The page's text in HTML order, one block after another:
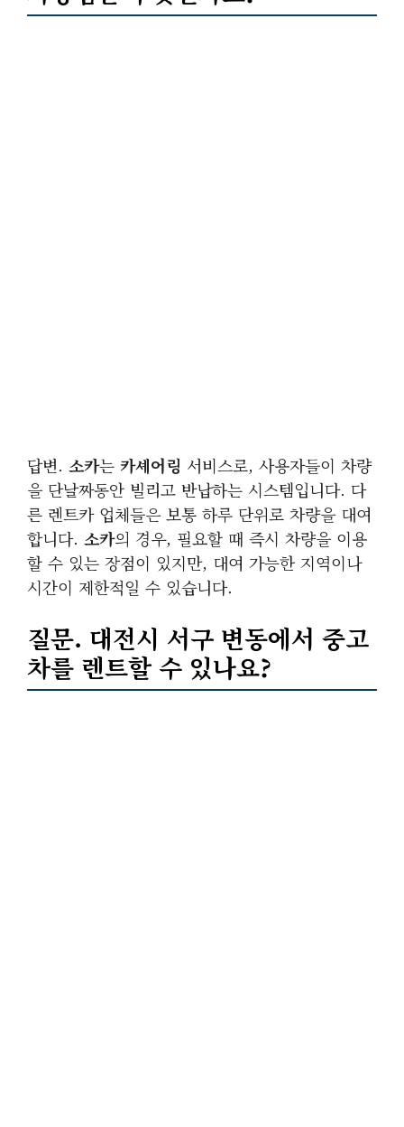
답변. 소카는 카셰어링 서비스로, 사용자들이 차량
을 단날짜동안 빌리고 반납하는 시스템입니다. 다
른 렌트카 업체들은 보통 하루 단위로 차량을 대여
합니다. 소카의 경우, 필요할 때 즉시 차량을 이용
할 수 있는 장점이 있지만, 대여 가능한 지역이나
시간이 제한적일 수 있습니다.
질문. 대전시 서구 변동에서 중고
차를 렌트할 수 있나요?